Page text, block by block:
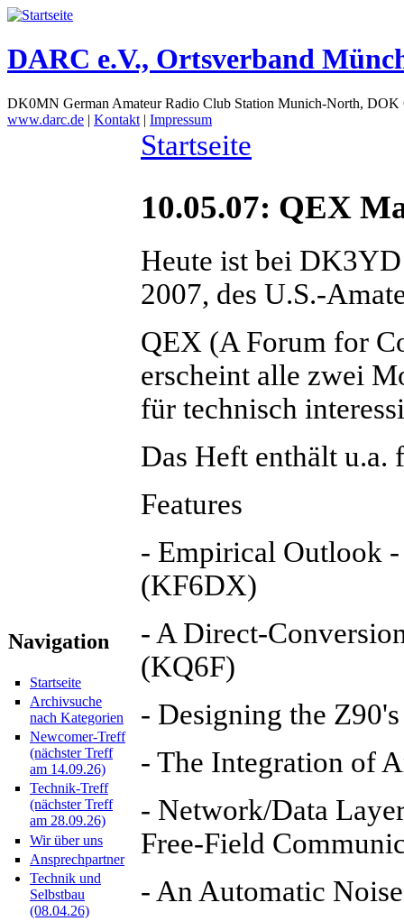
DARC e.V., Ortsverband
DK0MN German Amateur Radio Club Station Munich-North,
www.darc.de | Kontakt | Impressum
Navigation
Startseite
Archivsuche
nach Kategorien
Newcomer-Treff
(nächster Treff
am 14.09.26)
Technik-Treff
(nächster Treff
am 28.09.26)
Wir über uns
Ansprechpartner
Technik und
Selbstbau
(08.04.26)
Startseite
10.05.07: QEX
Heute ist bei
2007, des U.S.-
QEX (A Forum for
erscheint alle zwei
für technisch
Das Heft enthält
Features
- Empirical Outlook
(KF6DX)
- A Direct-
(KQ6F)
- Designing the
- The Integration of
- Network/Data
Free-Field
- An Automatic